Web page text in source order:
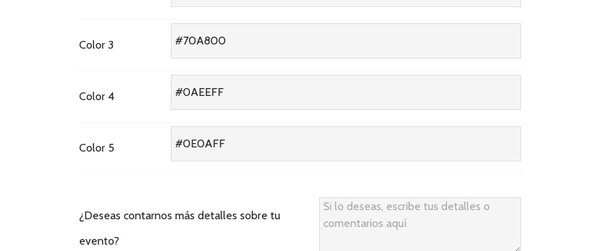
Color 3
Color 4
Color 5
¿Deseas contarnos más detalles sobre tu
evento?